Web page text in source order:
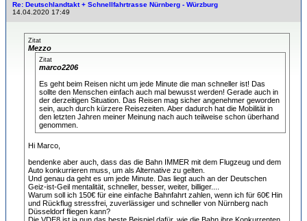
Re: Deutschlandtakt + Schnellfahrtrasse Nürnberg - Würzburg
14.04.2020 17:49
Zitat
Mezzo
Zitat
marco2206
Es geht beim Reisen nicht um jede Minute die man schneller ist! Das
sollte den Menschen einfach auch mal bewusst werden! Gerade auch in
der derzeitigen Situation. Das Reisen mag sicher angenehmer geworden
sein, auch durch kürzere Reisezeiten. Aber dadurch hat die Mobilität in
den letzten Jahren meiner Meinung nach auch teilweise schon überhand
genommen.
Hi Marco,
bendenke aber auch, dass das die Bahn IMMER mit dem Flugzeug und dem
Auto konkurrieren muss, um als Alternative zu gelten.
Und genau da geht es um jede Minute. Das liegt auch an der Deutschen
Geiz-ist-Geil mentalität, schneller, besser, weiter, billiger....
Warum soll ich 150€ für eine einfache Bahnfahrt zahlen, wenn ich für 60€ Hin
und Rückflug stressfrei, zuverlässiger und schneller von Nürnberg nach
Düsseldorf fliegen kann?